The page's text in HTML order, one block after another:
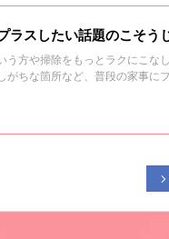
ラスしたい話題のこそう
う方や掃除をもっとラクにこな
がちな箇所など、普段の家事に
arrow_forward_ios